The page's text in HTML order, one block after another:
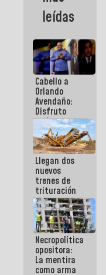
Pueblo
leídas
Cabello a
Orlando
Avendaño:
Disfruto
cada vez
que escribes
porque lo
que haces
es
embarrarla
Llegan dos
nuevos
trenes de
trituración
para
optimizar
manejo de
escombros
en La Guaira
Necropolítica
opositora:
La mentira
como arma